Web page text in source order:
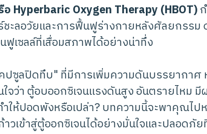
Hyperbaric Oxygen Therapy (HBOT)
ชะลอวัยและการฟื้นฟูร่างกายหลังศัลยกรร
เซลล์ที่เสื่อมสภาพได้อย่างน่าทึ่ง
ปซูลปิดทึบ" ที่มีการเพิ่มความดันบรรยากา
จว่า ตู้อบออกซิเจนแรงดันสูง อันตรายไหม มี
ให้ปอดพังหรือเปล่า? บทความนี้จะพาคุณไ
เข้าสู่ตู้ออกซิเจนได้อย่างมั่นใจและปลอดภั